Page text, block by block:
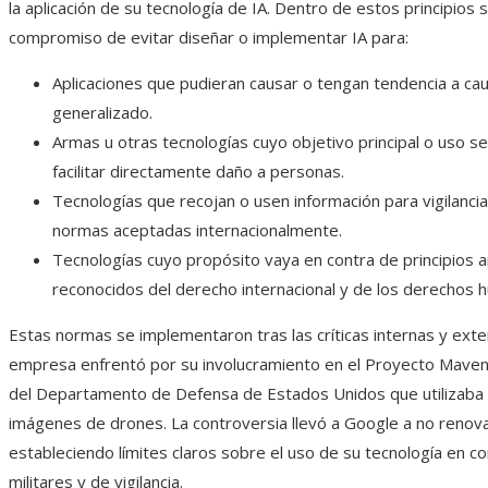
la aplicación de su tecnología de IA. Dentro de estos principios
compromiso de evitar diseñar o implementar IA para:
Aplicaciones que pudieran causar o tengan tendencia a
generalizado.
Armas u otras tecnologías cuyo objetivo principal o uso
facilitar directamente daño a personas.
Tecnologías que recojan o usen información para
normas aceptadas internacionalmente.
Tecnologías cuyo propósito vaya en contra de principios
reconocidos del derecho internacional y de los derechos
Estas normas se implementaron tras las críticas internas y
empresa enfrentó por su involucramiento en el Proyecto
del Departamento de Defensa de Estados Unidos que utilizaba
imágenes de drones. La controversia llevó a Google a no
estableciendo límites claros sobre el uso de su tecnología en
militares y de vigilancia.